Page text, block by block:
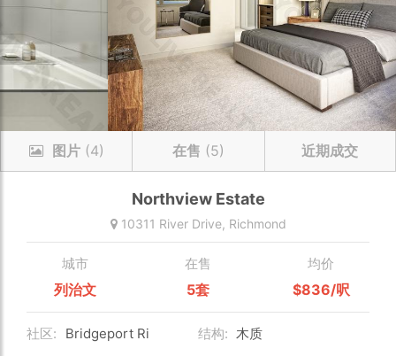
图片(4) 在售 (5) 近期成交
Northview Estate
10311 River Drive, Richmond
城市
列治文
在售
5套
均价
$836/呎
社区: Bridgeport Ri 结构: 木质